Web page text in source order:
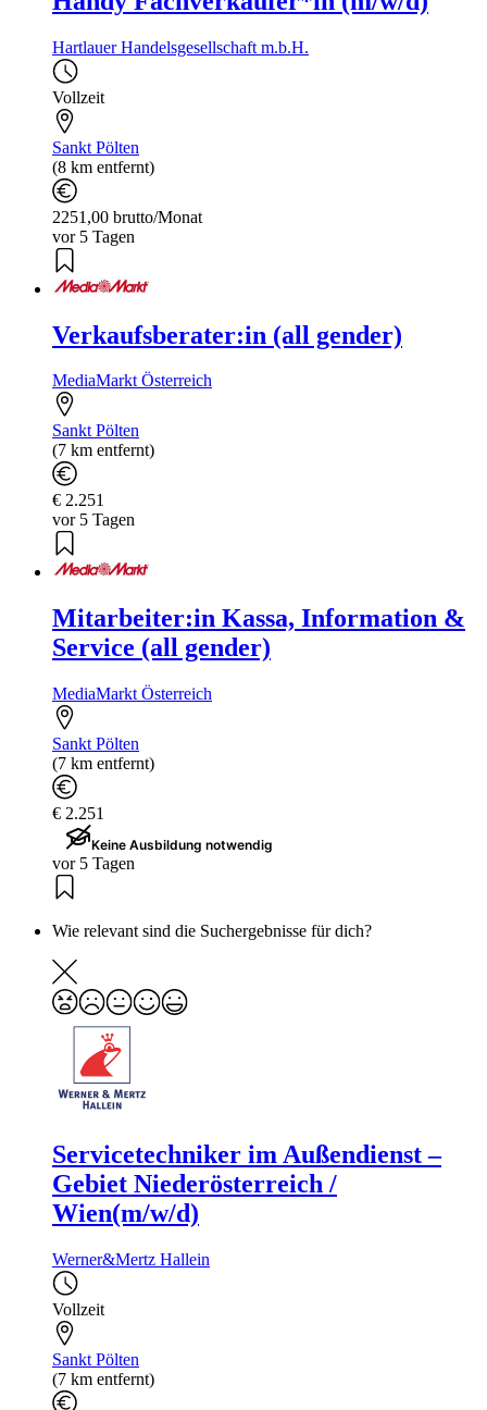
Hartlauer Handelsgesellschaft m.b.H.
Vollzeit
Sankt Pölten
(8 km entfernt)
2251,00 brutto/Monat
vor 5 Tagen
Verkaufsberater:in (all gender)
MediaMarkt Österreich
Sankt Pölten
(7 km entfernt)
€ 2.251
vor 5 Tagen
Mitarbeiter:in Kassa, Information &
Service (all gender)
MediaMarkt Österreich
Sankt Pölten
(7 km entfernt)
€ 2.251
Keine Ausbildung notwendig
vor 5 Tagen
Wie relevant sind die Suchergebnisse für dich?
Servicetechniker im Außendienst –
Gebiet Niederösterreich /
Wien(m/w/d)
Werner&Mertz Hallein
Vollzeit
Sankt Pölten
(7 km entfernt)